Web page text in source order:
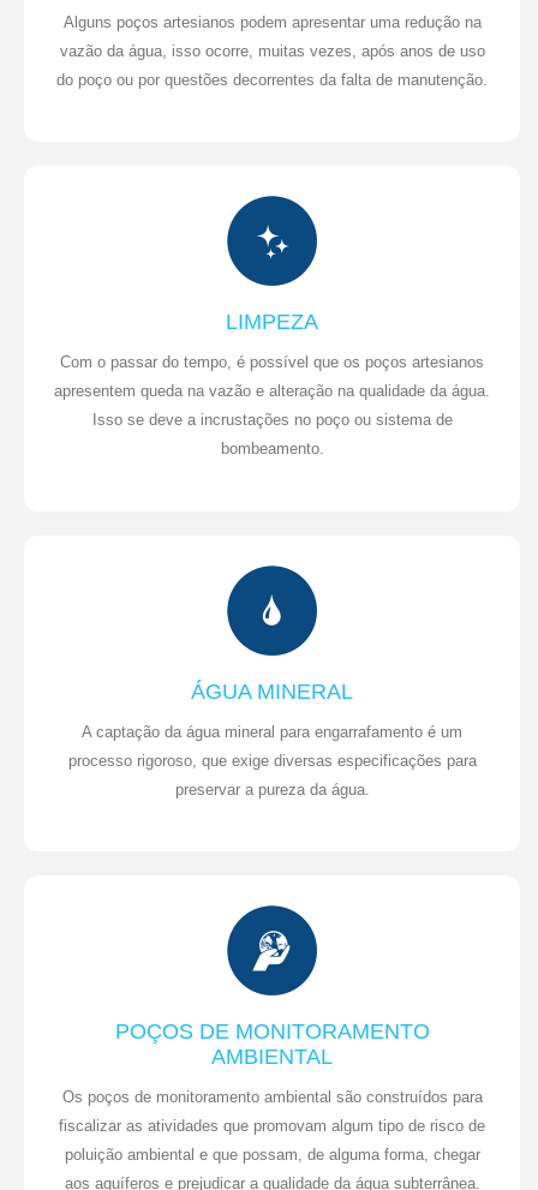
Alguns poços artesianos podem apresentar uma redução na
vazão da água, isso ocorre, muitas vezes, após anos de uso
do poço ou por questões decorrentes da falta de manutenção.
LIMPEZA
Com o passar do tempo, é possível que os poços artesianos
apresentem queda na vazão e alteração na qualidade da água.
Isso se deve a incrustações no poço ou sistema de
bombeamento.
ÁGUA MINERAL
A captação da água mineral para engarrafamento é um
processo rigoroso, que exige diversas especificações para
preservar a pureza da água.
POÇOS DE MONITORAMENTO
AMBIENTAL
Os poços de monitoramento ambiental são construídos para
fiscalizar as atividades que promovam algum tipo de risco de
poluição ambiental e que possam, de alguma forma, chegar
aos aquíferos e prejudicar a qualidade da água subterrânea.